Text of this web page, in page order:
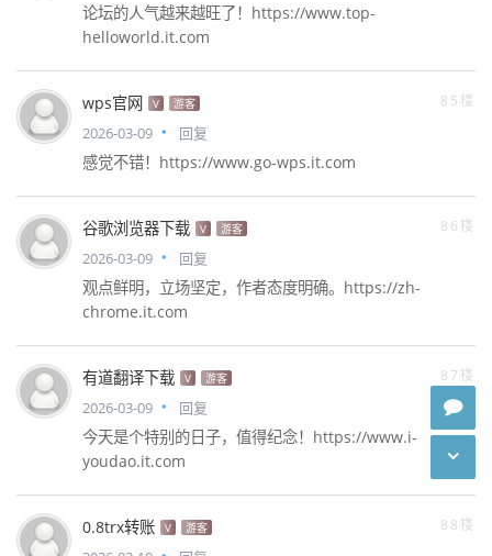
论坛的人气越来越旺了！https://www.top-
helloworld.it.com
wps官网 V 游客 85楼
2026-03-09 回复
感觉不错！https://www.go-wps.it.com
谷歌浏览器下载 V 游客 86楼
2026-03-09 回复
观点鲜明，立场坚定，作者态度明确。https://zh-
chrome.it.com
有道翻译下载 V 游客 87楼
2026-03-09 回复
今天是个特别的日子，值得纪念！https://www.i-
youdao.it.com
0.8trx转账 V 游客 88楼